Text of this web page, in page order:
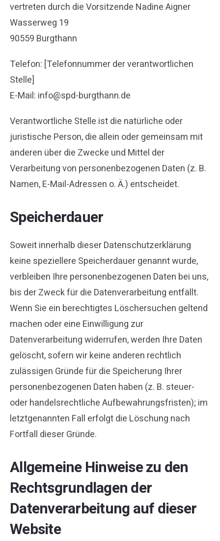
vertreten durch die Vorsitzende Nadine Aigner
Wasserweg 19
90559 Burgthann
Telefon: [Telefonnummer der verantwortlichen
Stelle]
E-Mail: info@spd-burgthann.de
Verantwortliche Stelle ist die natürliche oder
juristische Person, die allein oder gemeinsam mit
anderen über die Zwecke und Mittel der
Verarbeitung von personenbezogenen Daten (z. B.
Namen, E-Mail-Adressen o. Ä.) entscheidet.
Speicherdauer
Soweit innerhalb dieser Datenschutzerklärung
keine speziellere Speicherdauer genannt wurde,
verbleiben Ihre personenbezogenen Daten bei uns,
bis der Zweck für die Datenverarbeitung entfällt.
Wenn Sie ein berechtigtes Löschersuchen geltend
machen oder eine Einwilligung zur
Datenverarbeitung widerrufen, werden Ihre Daten
gelöscht, sofern wir keine anderen rechtlich
zulässigen Gründe für die Speicherung Ihrer
personenbezogenen Daten haben (z. B. steuer-
oder handelsrechtliche Aufbewahrungsfristen); im
letztgenannten Fall erfolgt die Löschung nach
Fortfall dieser Gründe.
Allgemeine Hinweise zu den
Rechtsgrundlagen der
Datenverarbeitung auf dieser
Website